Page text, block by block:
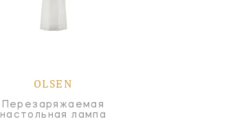
OLSEN
Перезаряжаемая
настольная лампа